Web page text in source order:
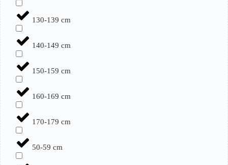
130-139 cm
140-149 cm
150-159 cm
160-169 cm
170-179 cm
50-59 cm